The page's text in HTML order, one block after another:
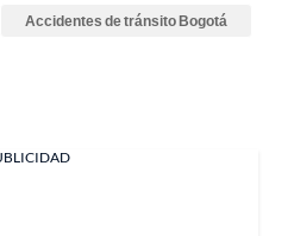
Accidentes de tránsito Bogotá